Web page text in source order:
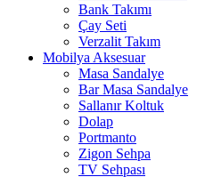
Bank Takımı
Çay Seti
Verzalit Takım
Mobilya Aksesuar
Masa Sandalye
Bar Masa Sandalye
Sallanır Koltuk
Dolap
Portmanto
Zigon Sehpa
TV Sehpası